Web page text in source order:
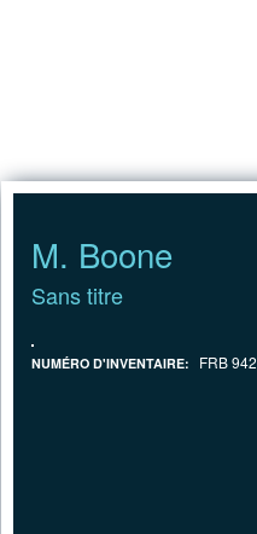
M. Boone
Sans titre
NUMÉRO D'INVENTAIRE: FRB 942